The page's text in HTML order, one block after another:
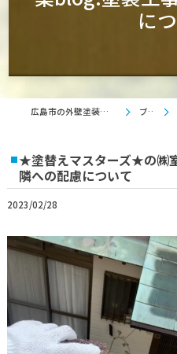
に
広島市の外壁塗装は塗替えマスターズ ブログ
★塗替えマスターズ★の㈱
隣への配慮について
2023/02/28